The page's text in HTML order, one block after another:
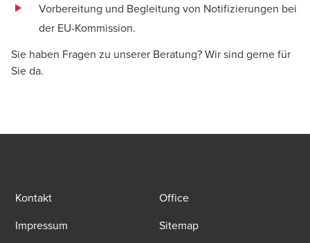
Vorbereitung und Begleitung von Notifizierungen bei
der EU-Kommission.
Sie haben Fragen zu unserer Beratung? Wir sind gerne für
Sie da.
Kontakt
Office
Impressum
Sitemap